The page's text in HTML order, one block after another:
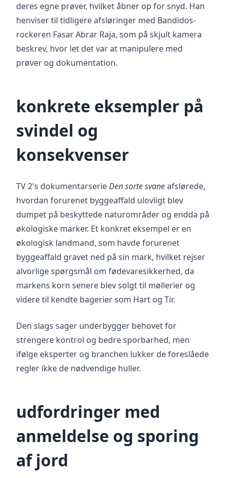
deres egne prøver, hvilket åbner op for snyd. Han
henviser til tidligere afsløringer med Bandidos-
rockeren Fasar Abrar Raja, som på skjult kamera
beskrev, hvor let det var at manipulere med
prøver og dokumentation.
konkrete eksempler på
svindel og
konsekvenser
TV 2's dokumentarserieDen sorte svaneafslørede,
hvordan forurenet byggeaffald ulovligt blev
dumpet på beskyttede naturområder og endda på
økologiske marker. Et konkret eksempel er en
økologisk landmand, som havde forurenet
byggeaffald gravet ned på sin mark, hvilket rejser
alvorlige spørgsmål om fødevaresikkerhed, da
markens korn senere blev solgt til møllerier og
videre til kendte bagerier som Hart og Tir.
Den slags sager underbygger behovet for
strengere kontrol og bedre sporbarhed, men
ifølge eksperter og branchen lukker de foreslåede
regler ikke de nødvendige huller.
udfordringer med
anmeldelse og sporing
af jord